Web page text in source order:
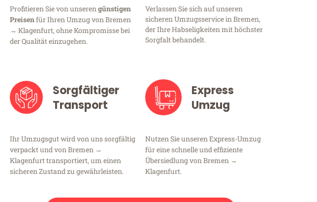
Profitieren Sie von unserengünstigen
Preisenfür Ihren Umzug von Bremen
→ Klagenfurt, ohne Kompromisse bei
der Qualität einzugehen.
Verlassen Sie sich auf unseren
sicheren Umzugsservice in Bremen,
der Ihre Habseligkeiten mit höchster
Sorgfalt behandelt.
Sorgfältiger
Transport
Ihr Umzugsgut wird von uns sorgfältig
verpackt und von Bremen →
Klagenfurt transportiert, um einen
sicheren Zustand zu gewährleisten.
Express
Umzug
Nutzen Sie unseren Express-Umzug
für eine schnelle und effiziente
Übersiedlung von Bremen →
Klagenfurt.